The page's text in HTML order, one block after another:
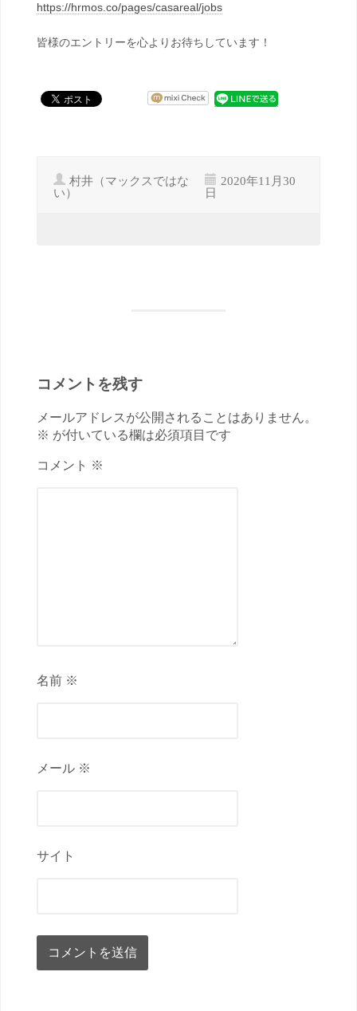
https://hrmos.co/pages/casareal/jobs
皆様のエントリーを心よりお待ちしています！
村井（マックスではな
い）
2020年11月30
日
コメントを残す
メールアドレスが公開されることはありません。
※ が付いている欄は必須項目です
コメント ※
名前 ※
メール ※
サイト